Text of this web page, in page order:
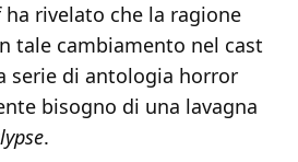
rivelato che la ragione
tale cambiamento nel cast
serie di antologia horror
bisogno di una lavagna
.